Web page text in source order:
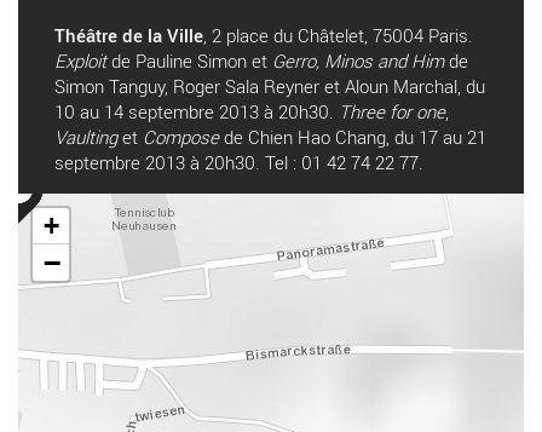
Théâtre de la Ville, 2 place du Châtelet, 75004 Paris.
Exploitde Pauline Simon et Gerro, Minos and Himde
Simon Tanguy, Roger Sala Reyner et Aloun Marchal, du
10 au 14 septembre 2013 à 20h30. Three for one,
Vaultinget Composede Chien Hao Chang, du 17 au 21
septembre 2013 à 20h30. Tel : 01 42 74 22 77.
+
−